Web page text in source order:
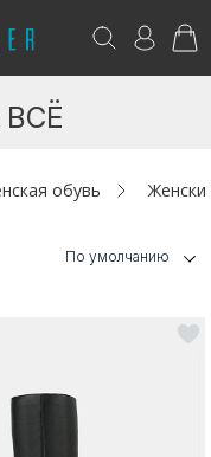
обувь
По умолчанию